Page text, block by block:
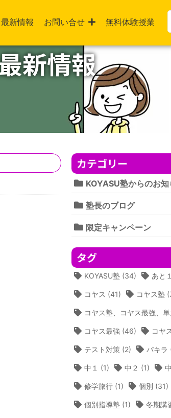
最新情報 お問い合せ 無料体験授業
新情報
カテゴリー
KOYASU塾からのお知
塾長のブログ
限定キャンペーン
タグ
KOYASU塾 (34) あと
コヤス (41) コヤス塾
コヤス塾、コヤス最強、
コヤス最強 (46) コヤ
テスト対策 (2) パキラ
中１ (1) 中２ (1)
修学旅行 (1) 個別 (31)
個別指導塾 (1) 冬期講